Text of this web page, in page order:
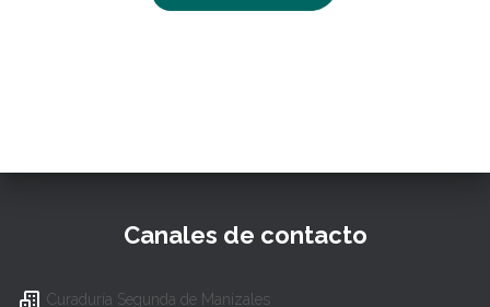
Canales de contacto
Curaduría Segunda de Manizales